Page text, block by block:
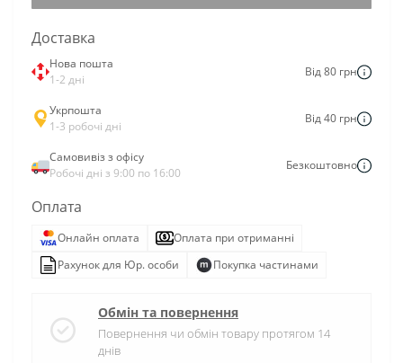
Доставка
Нова пошта
1-2 дні
Від 80 грн
Укрпошта
1-3 робочі дні
Від 40 грн
Самовивіз з офісу
Робочі дні з 9:00 по 16:00
Безкоштовно
Оплата
Онлайн оплата
Оплата при отриманні
Рахунок для Юр. особи
Покупка частинами
Обмін та повернення
Повернення чи обмін товару протягом 14
днів